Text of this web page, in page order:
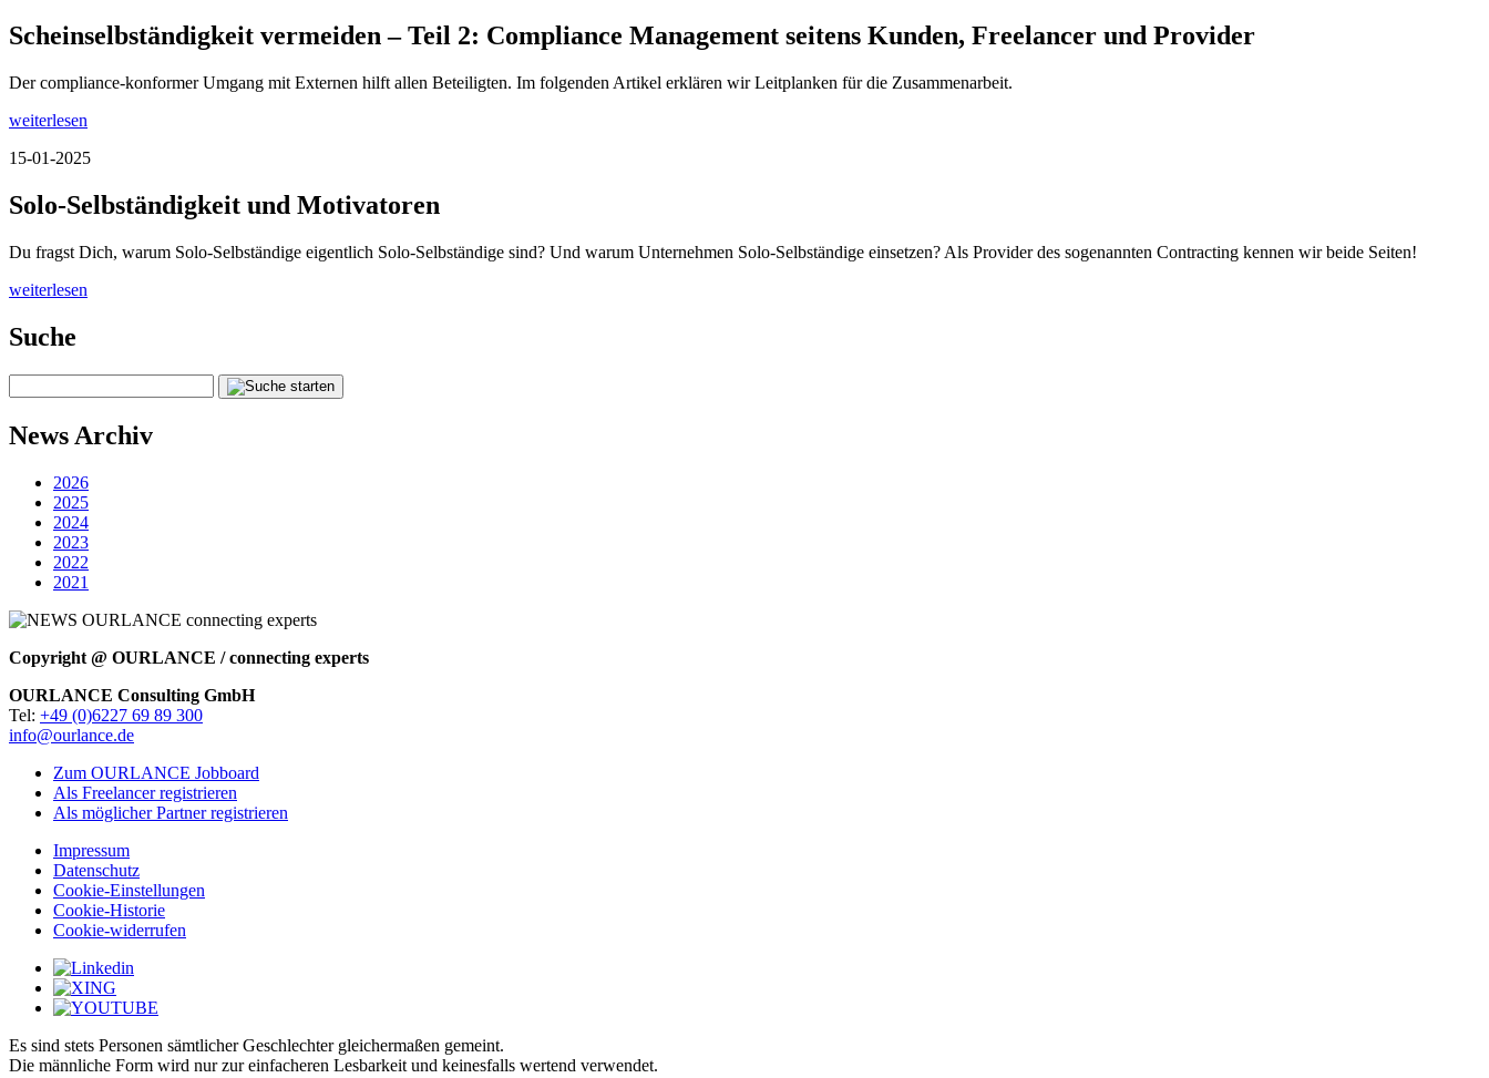
Scheinselbständigkeit vermeiden – Teil 2: Compliance Management seitens Kunden, Freelancer und Provider
Der compliance-konformer Umgang mit Externen hilft allen Beteiligten. Im folgenden Artikel erklären wir Leitplanken für die Zusammenarbeit.
weiterlesen
15-01-2025
Solo-Selbständigkeit und Motivatoren
Du fragst Dich, warum Solo-Selbständige eigentlich Solo-Selbständige sind? Und warum Unternehmen Solo-Selbständige einsetzen? Als Provider des sogenannten Contracting kennen wir beide Seiten!
weiterlesen
Suche
News Archiv
2026
2025
2024
2023
2022
2021
Copyright @ OURLANCE / connecting experts
OURLANCE Consulting GmbH
Tel: +49 (0)6227 69 89 300
info@ourlance.de
Zum OURLANCE Jobboard
Als Freelancer registrieren
Als möglicher Partner registrieren
Impressum
Datenschutz
Cookie-Einstellungen
Cookie-Historie
Cookie-widerrufen
Es sind stets Personen sämtlicher Geschlechter gleichermaßen gemeint.
Die männliche Form wird nur zur einfacheren Lesbarkeit und keinesfalls wertend verwendet.